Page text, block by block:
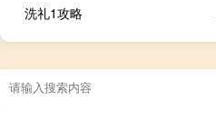
洗礼1攻略